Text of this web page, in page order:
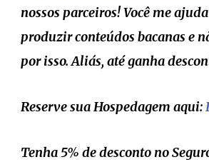
nossos parceiros! Você me
produzir conteúdos bacanas e
por isso. Aliás, até ganha
Reserve sua Hospedagem aqui:
Tenha 5% de desconto no